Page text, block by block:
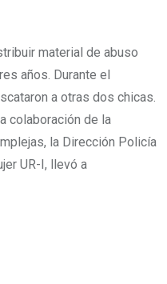
material de abuso
años. Durante el
a otras dos chicas.
colaboración de la
la Dirección Policía
UR-I, llevó a